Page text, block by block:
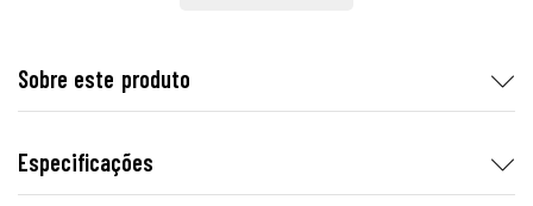
Sobre este produto
Especificações